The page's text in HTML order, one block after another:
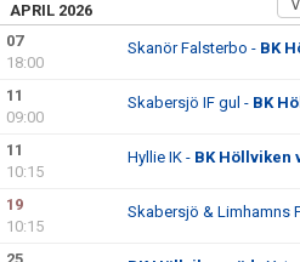
DOKUMENT
BILDGALLERI
KONTAKT
APRIL 2026
07
18:00
Skanör Falsterbo - BK
11
09:00
Skabersjö IF gul - BK
11
10:15
Hyllie IK - BK Höllviken
19
10:15
Skabersjö & Limhamns